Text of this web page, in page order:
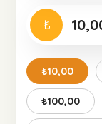
₺
₺10,00
₺100,00